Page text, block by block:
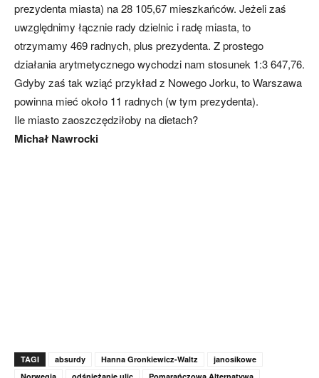
prezydenta miasta) na 28 105,67 mieszkańców. Jeżeli zaś
uwzględnimy łącznie rady dzielnic i radę miasta, to
otrzymamy 469 radnych, plus prezydenta. Z prostego
działania arytmetycznego wychodzi nam stosunek 1:3 647,76.
Gdyby zaś tak wziąć przykład z Nowego Jorku, to Warszawa
powinna mieć około 11 radnych (w tym prezydenta).
Ile miasto zaoszczędziłoby na dietach?
Michał Nawrocki
TAGI absurdy Hanna Gronkiewicz-Waltz
janosikowe